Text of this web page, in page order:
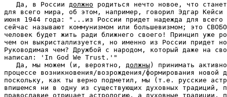
   Да, в России
должно родиться нечто новое, что
для всего мира, об этом, например, говорил Эдгар Кейси
июня 1944 года: "...из России придет надежда для
сейчас называют коммунизмом или большевизмом; это
человек будет жить ради ближнего своего! Принцип уже
чем он выкристаллизуется, но именно из России придет
Руководимая чем? Дружбой с народом, который даже на
написал: 'In God We Trust.'"
   Да, мы можем (и, вероятно,
должны) принимать
процессе возникновения/возрождения/формирования новой
поскольку, как ты верно подметил, мы (т.е. русские
впишемся ни в одну из существующих духовных традиций,
православие отрицает астрологию, а духовные традиции,